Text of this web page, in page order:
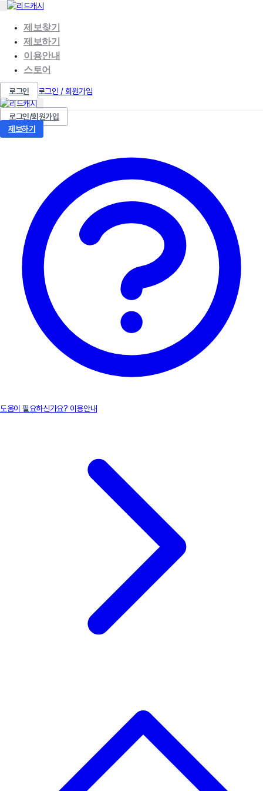
제보찾기
제보하기
이용안내
스토어
로그인 로그인 / 회원가입
로그인/회원가입
제보하기
도움이 필요하신가요? 이용안내